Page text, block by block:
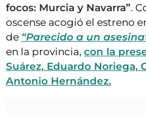
focos: Murcia y Navarra”.
oscense acogió el estreno
de “Parecido a un
en la provincia, con la
Suárez, Eduardo Noriega,
Antonio Hernández.